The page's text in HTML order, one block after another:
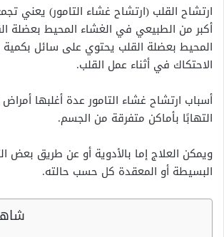
ارتشاح القلب (ارتشاح غشاء التامور) يعني
أكبر من الطبيعي في الغشاء المحيط بعضلة
المحيط بعضلة القلب يحتوي على سائل بكمية
الاحتكاك في أثناء عمل القلب.
أسباب ارتشاح غشاء التامور عدة أغلبها
التهابًا بأماكن متفرقة من الجسم.
ويمكن العلاج إما بالأدوية أو عن طريق بعض
البسيطة أو المعقدة كل حسب حالته.